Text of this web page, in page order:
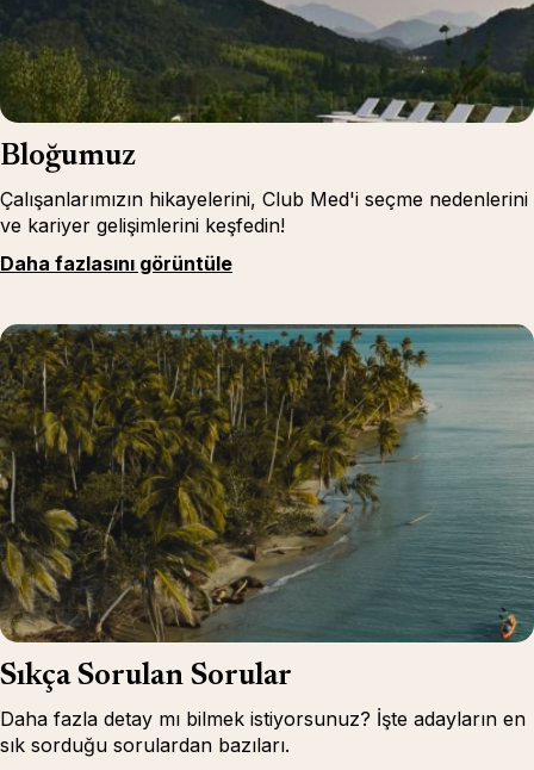
Bloğumuz
Çalışanlarımızın hikayelerini, Club Med'i seçme nedenlerini
ve kariyer gelişimlerini keşfedin!
Daha fazlasını görüntüle
Sıkça Sorulan Sorular
Daha fazla detay mı bilmek istiyorsunuz? İşte adayların en
sık sorduğu sorulardan bazıları.